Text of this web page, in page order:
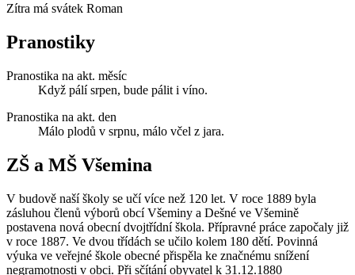
Zítra má svátek Roman
Pranostiky
Pranostika na akt. měsíc
Když pálí srpen, bude pálit i víno.
Pranostika na akt. den
Málo plodů v srpnu, málo včel z jara.
ZŠ a MŠ Všemina
V budově naší školy se učí více než 120 let. V roce 1889 byla
zásluhou členů výborů obcí Všeminy a Dešné ve Všemině
postavena nová obecní dvojtřídní škola. Přípravné práce započaly již
v roce 1887. Ve dvou třídách se učilo kolem 180 dětí. Povinná
výuka ve veřejné škole obecné přispěla ke značnému snížení
negramotnosti v obci. Při sčítání obyvatel k 31.12.1880